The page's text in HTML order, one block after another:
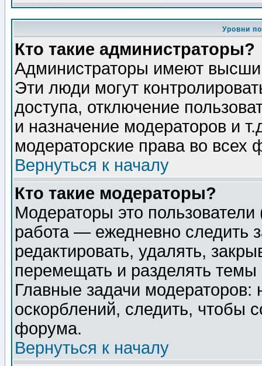
Уровни
Кто такие администраторы?
Администраторы имеют
Эти люди могут
доступа, отключение
и назначение модераторов и
модераторские права во всех
Вернуться к началу
Кто такие модераторы?
Модераторы это
работа — ежедневно следить
редактировать, удалять,
перемещать и разделять
Главные задачи
оскорблений, следить, чтобы
форума.
Вернуться к началу